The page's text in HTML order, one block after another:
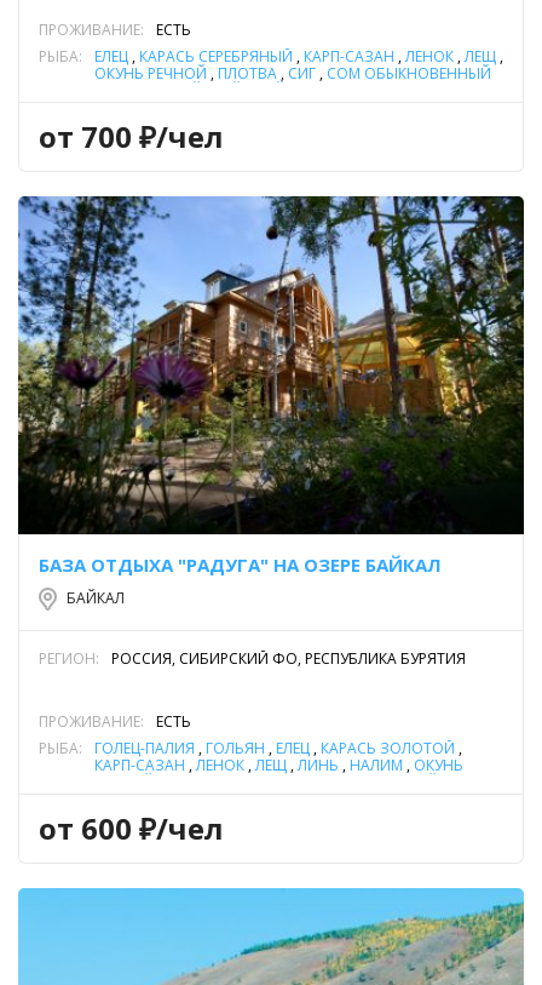
ПРОЖИВАНИЕ:
ЕСТЬ
РЫБА:
ЕЛЕЦ , КАРАСЬ СЕРЕБРЯНЫЙ , КАРП-САЗАН ,ЛЕНОК ,ЛЕЩ ,
ОКУНЬ РЕЧНОЙ , ПЛОТВА , СИГ , СОМ ОБЫКНОВЕННЫЙ
от 700 ₽/чел
БАЗА ОТДЫХА "РАДУГА" НА ОЗЕРЕ БАЙКАЛ
БАЙКАЛ
РЕГИОН: РОССИЯ, СИБИРСКИЙ ФО, РЕСПУБЛИКА БУРЯТИЯ
ПРОЖИВАНИЕ:
ЕСТЬ
РЫБА:
ГОЛЕЦ-ПАЛИЯ , ГОЛЬЯН , ЕЛЕЦ , КАРАСЬ ЗОЛОТОЙ ,
КАРП-САЗАН ,ЛЕНОК ,ЛЕЩ ,ЛИНЬ , НАЛИМ , ОКУНЬ
от 600 ₽/чел